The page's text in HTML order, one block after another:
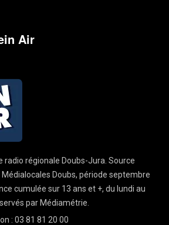
Air
radio régionale Doubs-Jura. Source
Doubs, période septembre
cumulée sur 13 ans et +, du lundi au
par Médiamétrie.
: 03 81 81 20 00